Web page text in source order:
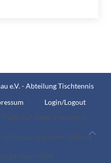
e.V. - Abteilung Tischtennis
Login/Logout
auf dieser Website zu
Nutzung unserer Website
übermittelt.